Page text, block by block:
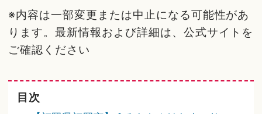
※内容は一部変更または中止になる可能性があ
ります。最新情報および詳細は、公式サイトを
ご確認ください
目次